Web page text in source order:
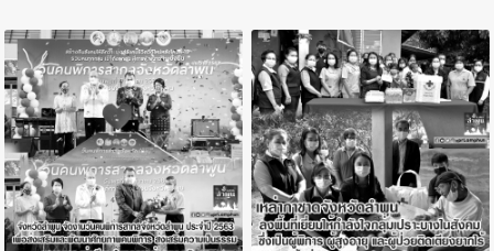
ข่าวประชาสัมพันธ์ ข่าวประชาสัมพันธ์